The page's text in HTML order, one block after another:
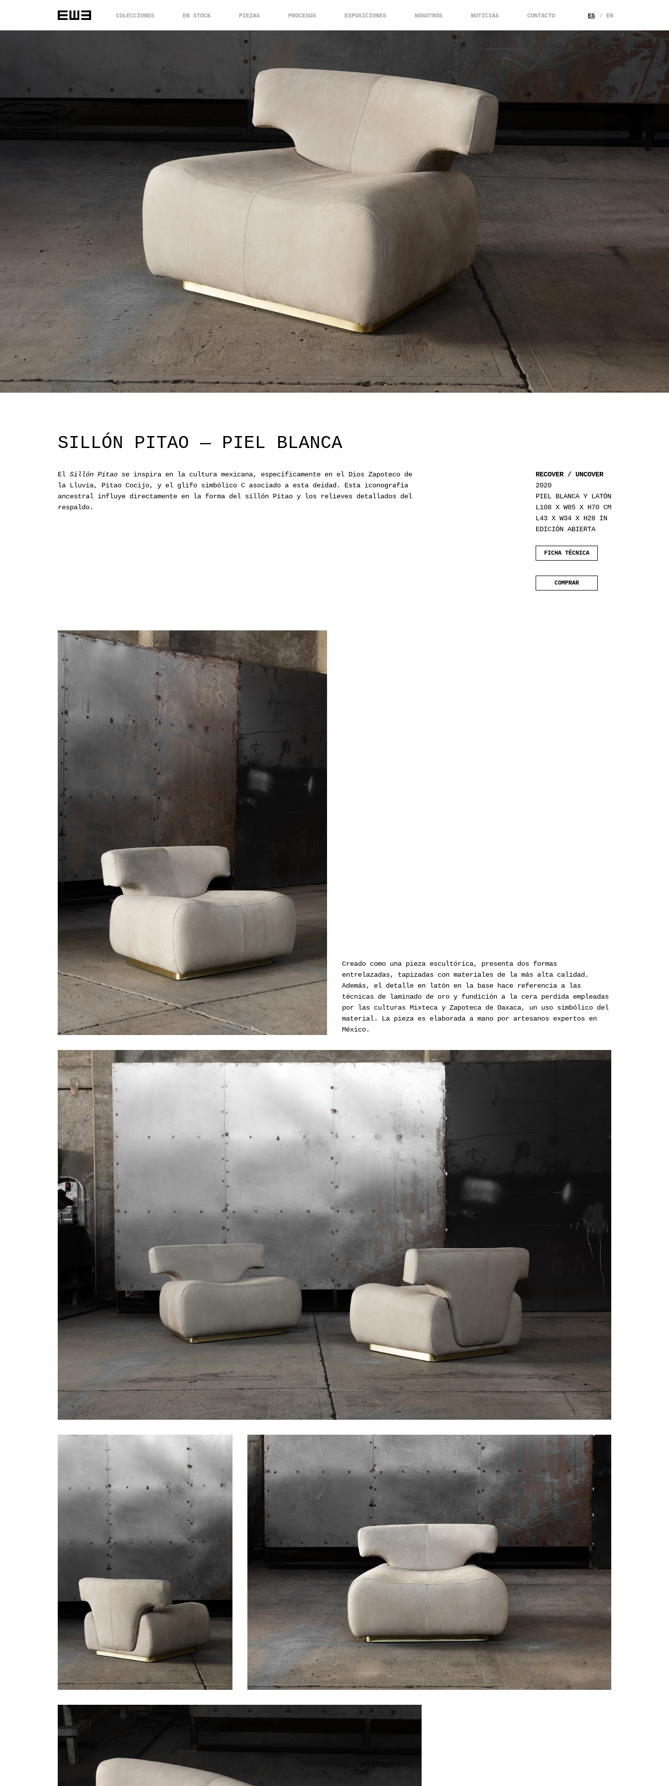
COLECCIONES EN STOCK PIEZAS PROCESOS EXPOSICIONES NOSOTROS NOTICIAS CONTACTO ES EN
SILLÓN PITAO — PIEL BLANCA
El Sillón Pitaose inspira en la cultura mexicana, específicamente en el Dios Zapoteco de
la Lluvia, Pitao Cocijo, y el glifo simbólico C asociado a esta deidad. Esta iconografía
ancestral influye directamente en la forma del sillón Pitao y los relieves detallados del
respaldo.
RECOVER / UNCOVER
2020
PIEL BLANCA Y LATÓN
L108 X W85 X H70 CM
L43 X W34 X H28 IN
EDICIÓN ABIERTA
FICHA TÉCNICA
COMPRAR
Creado como una pieza escultórica, presenta dos formas
entrelazadas, tapizadas con materiales de la más alta calidad.
Además, el detalle en latón en la base hace referencia a las
técnicas de laminado de oro y fundición a la cera perdida empleadas
por las culturas Mixteca y Zapoteca de Oaxaca, un uso simbólico del
material. La pieza es elaborada a mano por artesanos expertos en
México.